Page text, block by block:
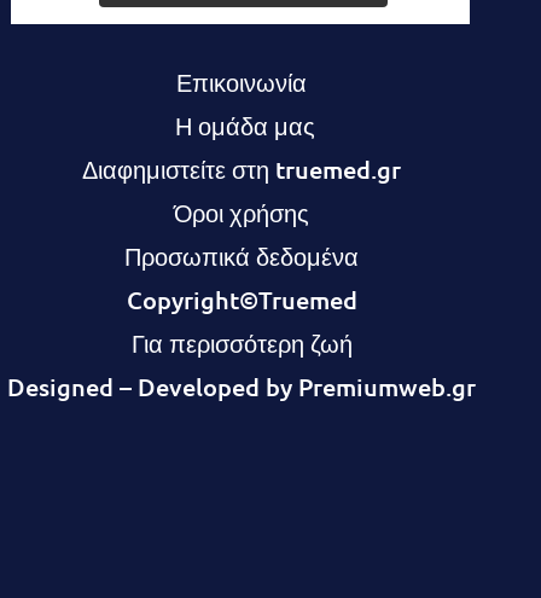
Επικοινωνία
Η ομάδα μας
Διαφημιστείτε στη truemed.gr
Όροι χρήσης
Προσωπικά δεδομένα
Copyright©Truemed
Για περισσότερη ζωή
Designed – Developed by Premiumweb.gr